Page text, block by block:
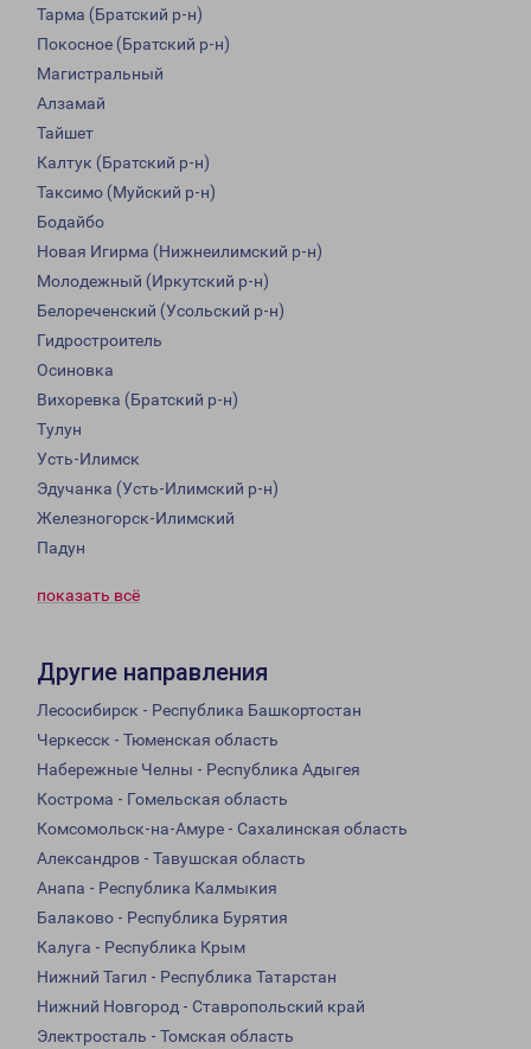
Тарма (Братский р-н)
Покосное (Братский р-н)
Магистральный
Алзамай
Тайшет
Калтук (Братский р-н)
Таксимо (Муйский р-н)
Бодайбо
Новая Игирма (Нижнеилимский р-н)
Молодежный (Иркутский р-н)
Белореченский (Усольский р-н)
Гидростроитель
Осиновка
Вихоревка (Братский р-н)
Тулун
Усть-Илимск
Эдучанка (Усть-Илимский р-н)
Железногорск-Илимский
Падун
показать всё
Другие направления
Лесосибирск - Республика Башкортостан
Черкесск - Тюменская область
Набережные Челны - Республика Адыгея
Кострома - Гомельская область
Комсомольск-на-Амуре - Сахалинская область
Александров - Тавушская область
Анапа - Республика Калмыкия
Балаково - Республика Бурятия
Калуга - Республика Крым
Нижний Тагил - Республика Татарстан
Нижний Новгород - Ставропольский край
Электросталь - Томская область